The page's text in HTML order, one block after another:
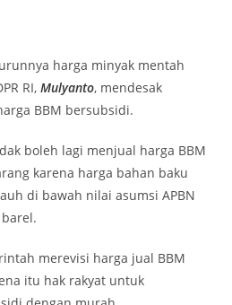
harga minyak mentah
RI, Mulyanto, mendesak
BBM bersubsidi.
boleh lagi menjual harga BBM
karena harga bahan baku
di bawah nilai asumsi APBN
merevisi harga jual BBM
itu hak rakyat untuk